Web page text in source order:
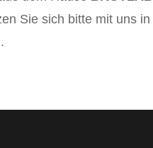
Sie sich bitte mit uns in